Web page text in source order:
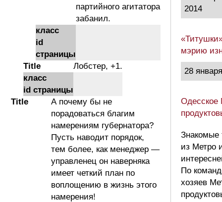
партийного агитатора
забанил.
класс
id
страницы
Title
Лобстер, +1.
класс
id страницы
Title
А почему бы не
порадоваться благим
намерениям губернатора?
Пусть наводит порядок,
тем более, как менеджер —
управленец он наверняка
имеет четкий план по
воплощению в жизнь этого
намерения!
2014
мэрию
28
Одесское
Знакомые
из Метро
По
хозяев